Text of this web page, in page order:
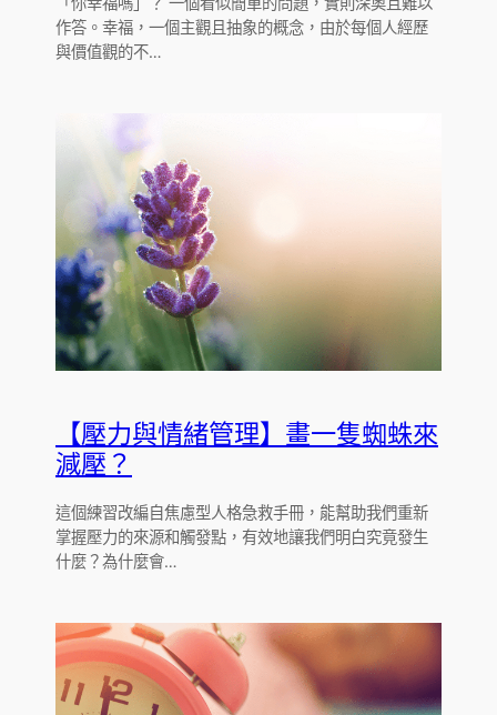
作答。幸福，一個主觀且抽象的概念，由於每個人經歷
與價值觀的不…
【壓力與情緒管理】畫一隻蜘蛛來
減壓？
這個練習改編自焦慮型人格急救手冊，能幫助我們重新
掌握壓力的來源和觸發點，有效地讓我們明白究竟發生
什麼？為什麼會…